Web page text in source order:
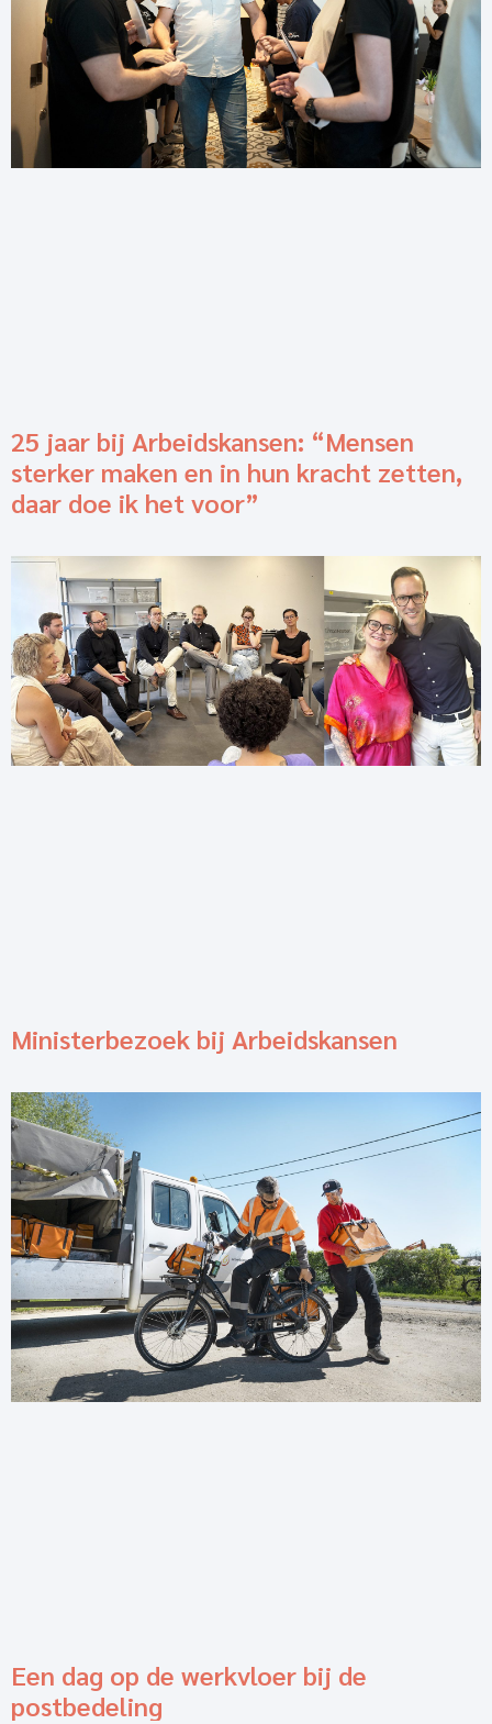
25 jaar bij Arbeidskansen: “Mensen
sterker maken en in hun kracht zetten,
daar doe ik het voor”
Ministerbezoek bij Arbeidskansen
Een dag op de werkvloer bij de
postbedeling